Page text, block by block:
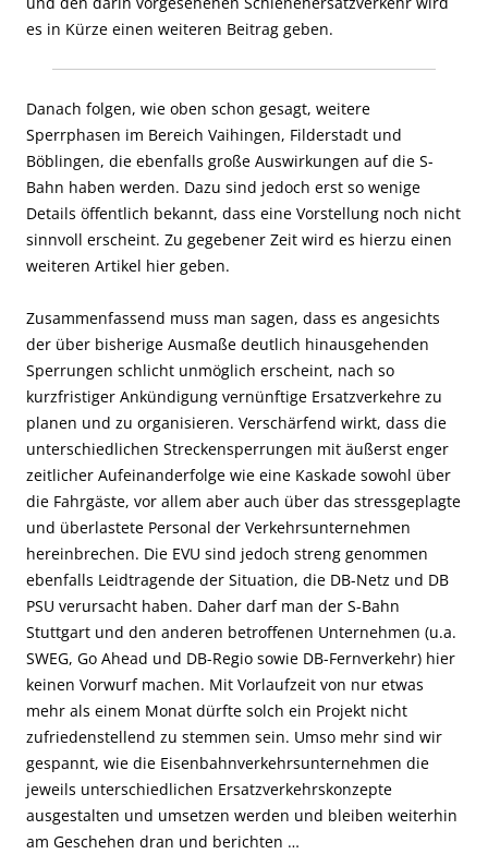
es in Kürze einen weiteren Beitrag geben.
Danach folgen, wie oben schon gesagt, weitere
Sperrphasen im Bereich Vaihingen, Filderstadt und
Böblingen, die ebenfalls große Auswirkungen auf die S-
Bahn haben werden. Dazu sind jedoch erst so wenige
Details öffentlich bekannt, dass eine Vorstellung noch nicht
sinnvoll erscheint. Zu gegebener Zeit wird es hierzu einen
weiteren Artikel hier geben.
Zusammenfassend muss man sagen, dass es angesichts
der über bisherige Ausmaße deutlich hinausgehenden
Sperrungen schlicht unmöglich erscheint, nach so
kurzfristiger Ankündigung vernünftige Ersatzverkehre zu
planen und zu organisieren. Verschärfend wirkt, dass die
unterschiedlichen Streckensperrungen mit äußerst enger
zeitlicher Aufeinanderfolge wie eine Kaskade sowohl über
die Fahrgäste, vor allem aber auch über das stressgeplagte
und überlastete Personal der Verkehrsunternehmen
hereinbrechen. Die EVU sind jedoch streng genommen
ebenfalls Leidtragende der Situation, die DB-Netz und DB
PSU verursacht haben. Daher darf man der S-Bahn
Stuttgart und den anderen betroffenen Unternehmen (u.a.
SWEG, Go Ahead und DB-Regio sowie DB-Fernverkehr) hier
keinen Vorwurf machen. Mit Vorlaufzeit von nur etwas
mehr als einem Monat dürfte solch ein Projekt nicht
zufriedenstellend zu stemmen sein. Umso mehr sind wir
gespannt, wie die Eisenbahnverkehrsunternehmen die
jeweils unterschiedlichen Ersatzverkehrskonzepte
ausgestalten und umsetzen werden und bleiben weiterhin
am Geschehen dran und berichten …